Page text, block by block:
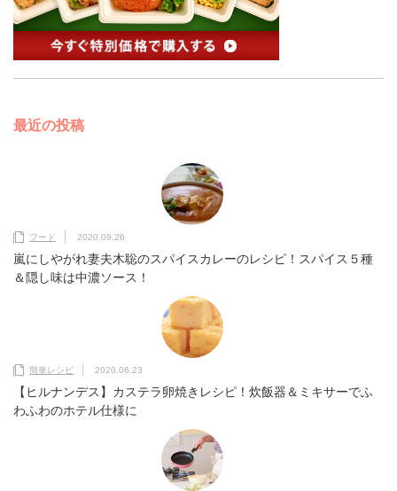
最近の投稿
フード 2020.09.26
嵐にしやがれ妻夫木聡のスパイスカレーのレシピ！スパイス５種
＆隠し味は中濃ソース！
簡単レシピ 2020.06.23
【ヒルナンデス】カステラ卵焼きレシピ！炊飯器＆ミキサーでふ
わふわのホテル仕様に